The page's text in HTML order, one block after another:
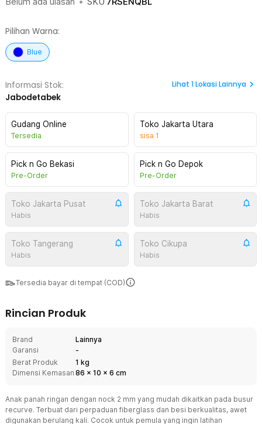
Pilihan Warna:
Blue
Informasi Stok:
Jabodetabek
Lihat 1Lokasi Lainnya
Gudang Online
Tersedia
Toko Jakarta Utara
sisa 1
Pick n Go Bekasi
Pre-Order
Pick n Go Depok
Pre-Order
Toko Jakarta Pusat
Habis
Toko Jakarta Barat
Habis
Toko Tangerang
Habis
Toko Cikupa
Habis
Tersedia bayar di tempat (COD)
Rincian Produk
Brand
Lainnya
Garansi
-
Berat Produk
1 kg
Dimensi Kemasan 86 x 10 x 6 cm
Anak panah ringan dengan nock 2 mm yang mudah dikaitkan pada busur
recurve. Terbuat dari perpaduan fiberglass dan besi berkualitas, awet
digunakan berulang kali. Cocok untuk pemula yang ingin latihan